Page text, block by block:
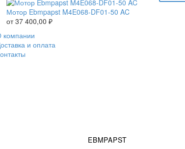
Мотор Ebmpapst M4E068-DF01-50 AC
от37 400,00 ₽
компании
и оплата
EBMPAPST